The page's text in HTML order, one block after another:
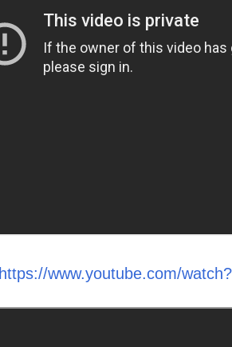
https://www.youtube.com/